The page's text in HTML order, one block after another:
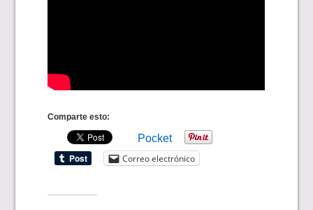
Comparte esto:
Pocket
Correo electrónico